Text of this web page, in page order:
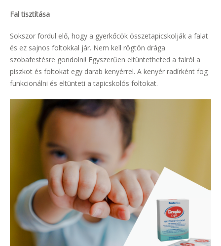
Fal tisztítása
Sokszor fordul elő, hogy a gyerkőcök összetapicskolják a falat
és ez sajnos foltokkal jár. Nem kell rögtön drága
szobafestésre gondolni! Egyszerűen eltüntetheted a falról a
piszkot és foltokat egy darab kenyérrel. A kenyér radírként fog
funkcionálni és eltünteti a tapicskolós foltokat.